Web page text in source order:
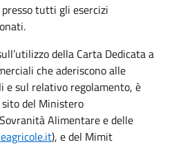
tutti gli esercizi
della Carta Dedicata a
che aderiscono alle
e sul relativo regolamento, è
del Ministero
Alimentare e delle
), e del Mimit